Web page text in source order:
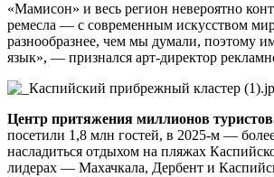
«Мамисон» и весь регион невероятно
ремесла — с современным искусством
разнообразнее, чем мы думали, поэтому
язык», — признался арт-директор
Центр притяжения миллионов
посетили 1,8 млн гостей, в 2025-м —
насладиться отдыхом на пляжах
лидерах — Махачкала, Дербент и